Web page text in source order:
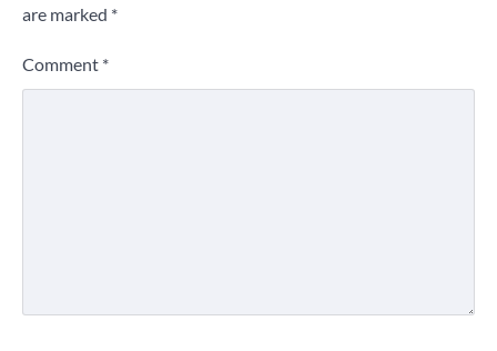
are marked *
Comment *